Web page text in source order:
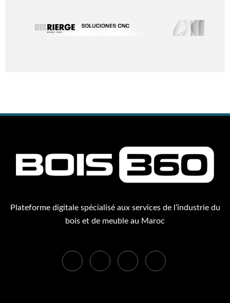
Plateforme digitale spécialisé aux services de l’industrie du
bois et de meuble au Maroc